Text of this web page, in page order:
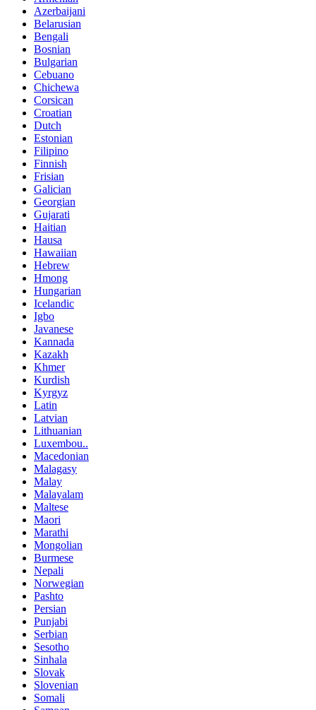
Azerbaijani
Belarusian
Bengali
Bosnian
Bulgarian
Cebuano
Chichewa
Corsican
Croatian
Dutch
Estonian
Filipino
Finnish
Frisian
Galician
Georgian
Gujarati
Haitian
Hausa
Hawaiian
Hebrew
Hmong
Hungarian
Icelandic
Igbo
Javanese
Kannada
Kazakh
Khmer
Kurdish
Kyrgyz
Latin
Latvian
Lithuanian
Luxembou..
Macedonian
Malagasy
Malay
Malayalam
Maltese
Maori
Marathi
Mongolian
Burmese
Nepali
Norwegian
Pashto
Persian
Punjabi
Serbian
Sesotho
Sinhala
Slovak
Slovenian
Somali